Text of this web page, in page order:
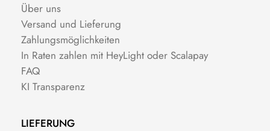
Über uns
Versand und Lieferung
Zahlungsmöglichkeiten
In Raten zahlen mit HeyLight oder Scalapay
FAQ
KI Transparenz
LIEFERUNG